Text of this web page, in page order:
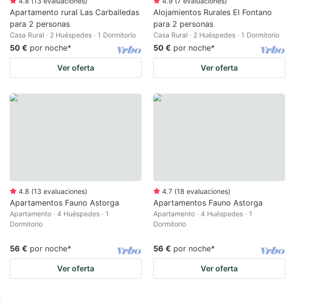
Apartamento rural Las Carballedas
para 2 personas
Casa Rural · 2 Huéspedes · 1 Dormitorio
50 € por noche*
Ver oferta
Alojamientos Rurales El Fontano
para 2 personas
Casa Rural · 2 Huéspedes · 1 Dormitorio
50 € por noche*
Ver oferta
4.8 (13 evaluaciones)
Apartamentos Fauno Astorga
Apartamento · 4 Huéspedes · 1
Dormitorio
56 € por noche*
Ver oferta
4.7 (18 evaluaciones)
Apartamentos Fauno Astorga
Apartamento · 4 Huéspedes · 1
Dormitorio
56 € por noche*
Ver oferta